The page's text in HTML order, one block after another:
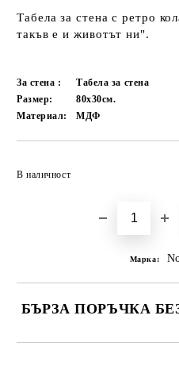
Табела за стена с ретро
такъв е и животът ни".
За стена :
Табела за стена
Размер:
80х30см.
Материал:
МДФ
В наличност
Марка:
БЪРЗА ПОРЪЧКА